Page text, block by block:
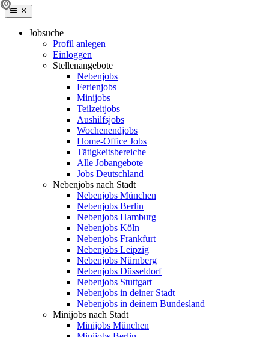
Jobsuche
Profil anlegen
Einloggen
Stellenangebote
Nebenjobs
Ferienjobs
Minijobs
Teilzeitjobs
Aushilfsjobs
Wochenendjobs
Home-Office Jobs
Tätigkeitsbereiche
Alle Jobangebote
Jobs Deutschland
Nebenjobs nach Stadt
Nebenjobs München
Nebenjobs Berlin
Nebenjobs Hamburg
Nebenjobs Köln
Nebenjobs Frankfurt
Nebenjobs Leipzig
Nebenjobs Nürnberg
Nebenjobs Düsseldorf
Nebenjobs Stuttgart
Nebenjobs in deiner Stadt
Nebenjobs in deinem Bundesland
Minijobs nach Stadt
Minijobs München